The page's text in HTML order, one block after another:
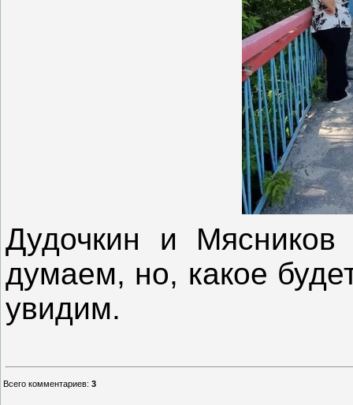
Дудочкин и
думаем, но, какое
увидим.
Всего комментариев: 3